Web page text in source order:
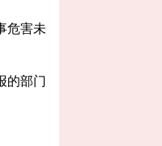
危害未
的部门